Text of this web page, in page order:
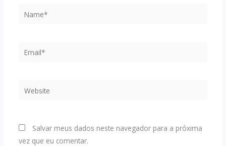
Email*
Website
Salvar meus dados neste navegador para a próxima
vez que eu comentar.